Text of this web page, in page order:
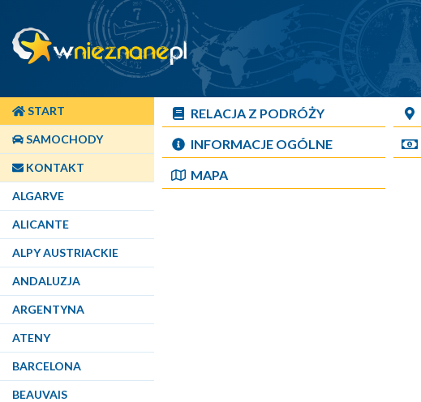
START
SAMOCHODY
KONTAKT
ALGARVE
ALICANTE
ALPY AUSTRIACKIE
ANDALUZJA
ARGENTYNA
ATENY
BARCELONA
BEAUVAIS
RELACJA Z PODRÓŻY
INFORMACJE OGÓLNE
MAPA